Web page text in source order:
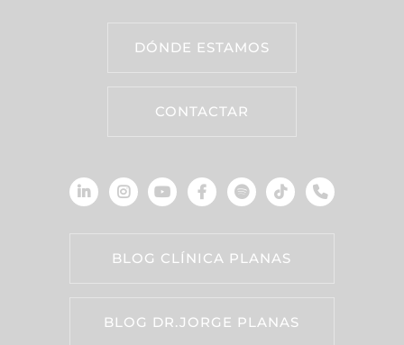
DÓNDE ESTAMOS
CONTACTAR
BLOG CLÍNICA PLANAS
BLOG DR.JORGE PLANAS